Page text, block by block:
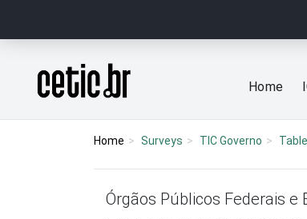
Página inicial
Home
Home Surveys TIC Governo
Órgãos Públicos Federais e